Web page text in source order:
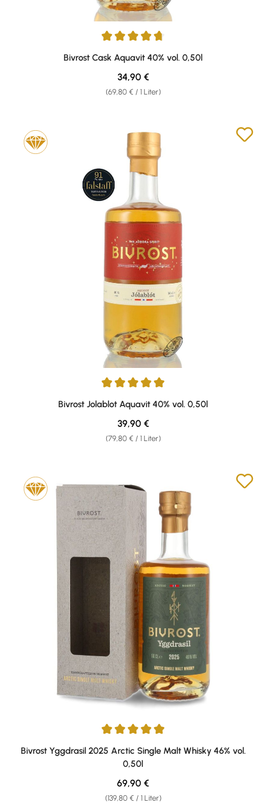
Durchschnittliche Bewertung von 4.67 von 5 Sternen
Bivrost Cask Aquavit 40% vol. 0,50l
(69,80 € / 1 Liter)
Regulärer Preis:
34,90 €
Durchschnittliche Bewertung von 5 von 5 Sternen
Bivrost Jolablot Aquavit 40% vol. 0,50l
(79,80 € / 1 Liter)
Regulärer Preis:
39,90 €
Durchschnittliche Bewertung von 5 von 5 Sternen
Bivrost Yggdrasil 2025 Arctic Single Malt Whisky 46% vol.
0,50l
(139,80 € / 1 Liter)
Regulärer Preis:
69,90 €